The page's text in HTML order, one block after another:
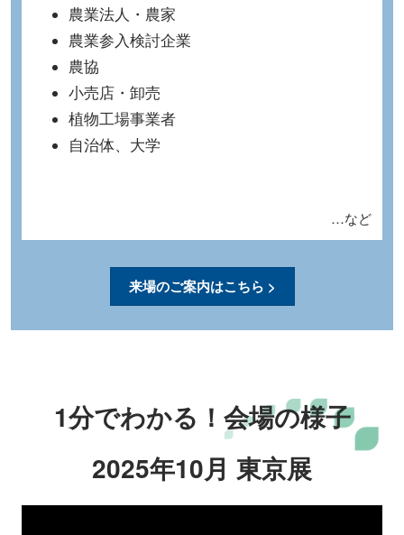
農業法人・農家
農業参入検討企業
農協
小売店・卸売
植物工場事業者
自治体、大学
…など
来場のご案内はこちら >
1分でわかる！会場の様子
2025年10月 東京展